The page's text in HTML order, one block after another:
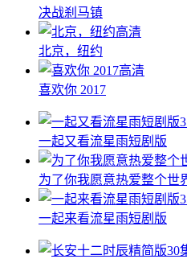
决战刹马镇
高清
北京，纽约
高清
喜欢你 2017
一起又看流星雨短剧版
为了你我愿意热爱整个世
一起来看流星雨短剧版
30